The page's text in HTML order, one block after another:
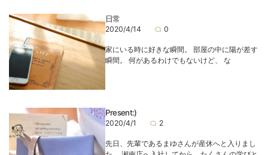
日常
2020/4/14 0
家にいる時に好きな瞬間。 部屋の中に陽が差す
瞬間。 何があるわけでもないけど、 な
Present:)
2020/4/1 2
先日、先輩であるまゆさんが産休へと入りまし